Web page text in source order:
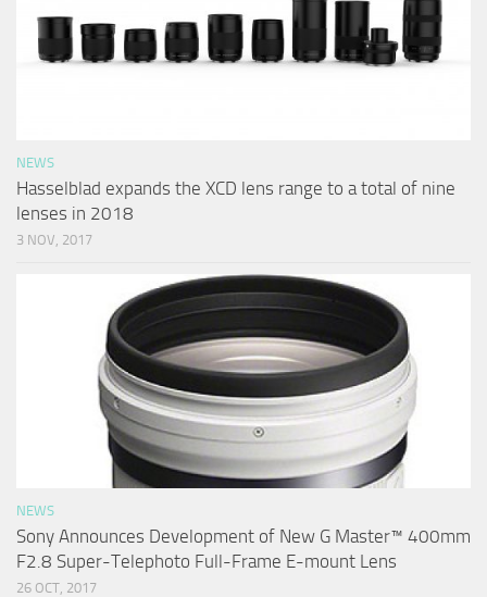
NEWS
Hasselblad expands the XCD lens range to a total of nine
lenses in 2018
3 NOV, 2017
NEWS
Sony Announces Development of New G Master™ 400mm
F2.8 Super-Telephoto Full-Frame E-mount Lens
26 OCT, 2017